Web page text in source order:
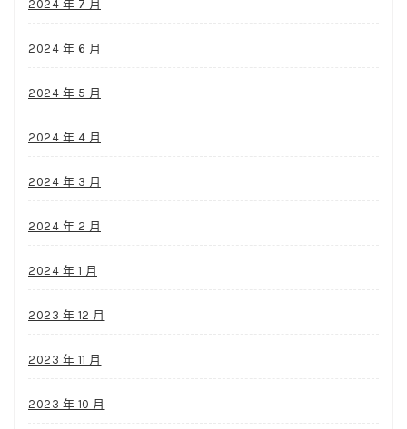
2024 年 7 月
2024 年 6 月
2024 年 5 月
2024 年 4 月
2024 年 3 月
2024 年 2 月
2024 年 1 月
2023 年 12 月
2023 年 11 月
2023 年 10 月